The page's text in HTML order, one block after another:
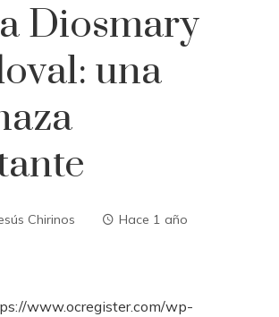
Diosmary
una
Chirinos
Hace 1 año